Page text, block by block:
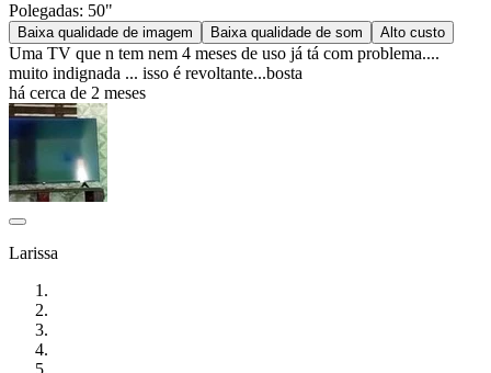
Polegadas: 50"
Baixa qualidade de imagem Baixa qualidade de som Alto custo
Uma TV que n tem nem 4 meses de uso já tá com problema....
muito indignada ... isso é revoltante...bosta
há cerca de 2 meses
Larissa